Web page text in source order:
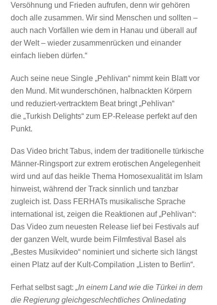
Versöhnung und Frieden aufrufen, denn wir gehören
doch alle zusammen. Wir sind Menschen und sollten –
auch nach Vorfällen wie dem in Hanau und überall auf
der Welt – wieder zusammenrücken und einander
einfach lieben dürfen.“
Auch seine neue Single „Pehlivan“ nimmt kein Blatt vor
den Mund. Mit wunderschönen, halbnackten Körpern
und reduziert-vertracktem Beat bringt „Pehlivan“
die „Turkish Delights“ zum EP-Release perfekt auf den
Punkt.
Das Video bricht Tabus, indem der traditionelle türkische
Männer-Ringsport zur extrem erotischen Angelegenheit
wird und auf das heikle Thema Homosexualität im Islam
hinweist, während der Track sinnlich und tanzbar
zugleich ist. Dass FERHATs musikalische Sprache
international ist, zeigen die Reaktionen auf „Pehlivan“:
Das Video zum neuesten Release lief bei Festivals auf
der ganzen Welt, wurde beim Filmfestival Basel als
„Bestes Musikvideo“ nominiert und sicherte sich längst
einen Platz auf der Kult-Compilation „Listen to Berlin“.
Ferhat selbst sagt:„In einem Land wie die Türkei in dem
die Regierung gleichgeschlechtliches Onlinedating